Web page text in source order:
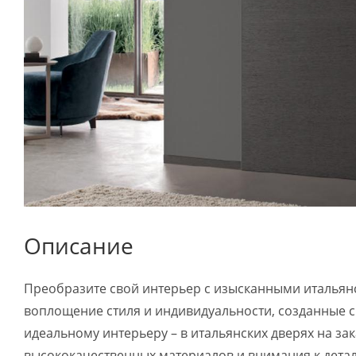
Описание
Преобразите свой интерьер с изысканными
воплощение стиля и индивидуальности,
идеальному интерьеру – в итальянских дверях на